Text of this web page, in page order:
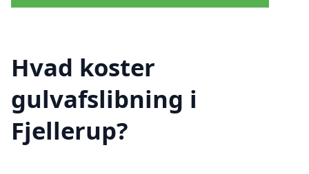
Hvad koster
gulvafslibning i
Fjellerup?